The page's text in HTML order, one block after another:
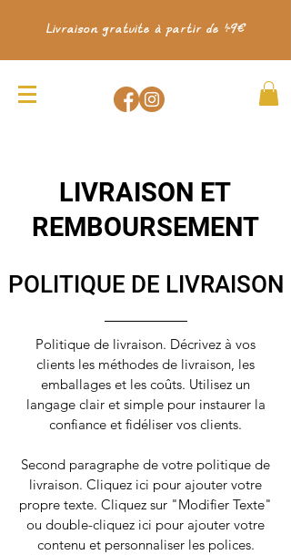
Livraison gratuite à partir de 49€
LIVRAISON ET
REMBOURSEMENT
POLITIQUE DE LIVRAISON
Politique de livraison. Décrivez à vos
clients les méthodes de livraison, les
emballages et les coûts. Utilisez un
langage clair et simple pour instaurer la
confiance et fidéliser vos clients.
Second paragraphe de votre politique de
livraison. Cliquez ici pour ajouter votre
propre texte. Cliquez sur "Modifier Texte"
ou double-cliquez ici pour ajouter votre
contenu et personnaliser les polices.